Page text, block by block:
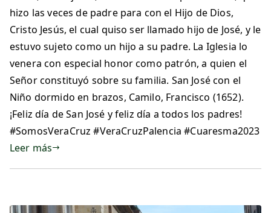
hizo las veces de padre para con el Hijo de Dios,
Cristo Jesús, el cual quiso ser llamado hijo de José, y le
estuvo sujeto como un hijo a su padre. La Iglesia lo
venera con especial honor como patrón, a quien el
Señor constituyó sobre su familia. San José con el
Niño dormido en brazos, Camilo, Francisco (1652).
¡Feliz día de San José y feliz día a todos los padres!
#SomosVeraCruz #VeraCruzPalencia #Cuaresma2023
Leer más